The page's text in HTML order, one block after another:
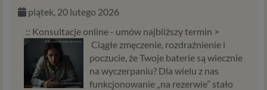
piątek, 20 lutego 2026
:: Konsultacje online - umów najbliższy termin >
Ciągłe zmęczenie, rozdrażnienie i
poczucie, że Twoje baterie są wiecznie
na wyczerpaniu? Dla wielu z nas
funkcjonowanie „na rezerwie” stało